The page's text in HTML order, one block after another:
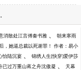
消散处江言傅秦书雅 、 朝来寒雨
，她逼总裁以死谢罪！ 作者：易小
怡陆沉宴 、 锦绣人生[快穿]爱伊莎
已过万重山蒋之舟沈傲凝 、 天幕